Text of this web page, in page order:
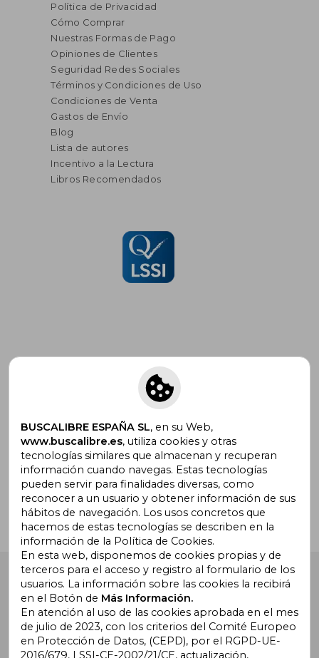
Política de Privacidad
Cómo Comprar
Nuestras Formas de Pago
Opiniones de Clientes
Seguridad Redes Sociales
Términos y Condiciones de Uso
Condiciones de Venta
Gastos de Envío
Blog
Lista de autores
Incentivo a la Lectura
Libros Recomendados
Suscríbete para recibir ofertas y
promociones
¿Necesitas ayuda?
Ir a Centro de Soporte
Buscalibre España . Calle Energía, 65, Nave 3 (08940),
Cornellà de Llobregat, Barcelona. Derechos Reservados.
BUSCALIBRE ESPAÑA SL, en su Web,
www.buscalibre.es, utiliza cookies y otras
tecnologías similares que almacenan y recuperan
información cuando navegas. Estas tecnologías
pueden servir para finalidades diversas, como
reconocer a un usuario y obtener información de sus
hábitos de navegación. Los usos concretos que
hacemos de estas tecnologías se describen en la
información de la Política de Cookies.
En esta web, disponemos de cookies propias y de
terceros para el acceso y registro al formulario de los
usuarios. La información sobre las cookies la recibirá
en el Botón de Más Información.
En atención al uso de las cookies aprobada en el mes
de julio de 2023, con los criterios del Comité Europeo
en Protección de Datos, (CEPD), por el RGPD-UE-
2016/679, LSSI-CE-2002/21/CE, actualización,